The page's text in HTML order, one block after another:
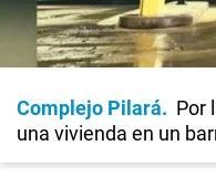
Complejo Pilará
Por
una vivienda en un